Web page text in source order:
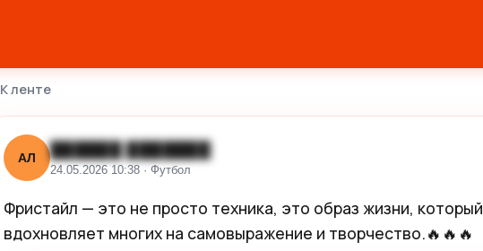
К ленте
АЛ ██████ ███████
24.05.2026 10:38 · Футбол
Фристайл — это не просто техника, это образ жизни, который
вдохновляет многих на самовыражение и творчество.🔥🔥🔥